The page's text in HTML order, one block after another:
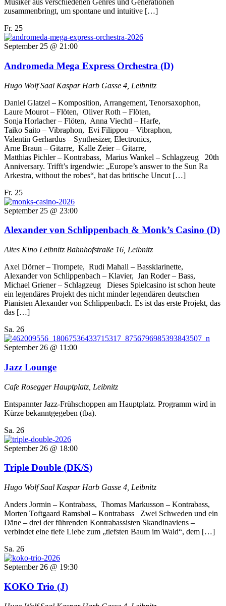
Musiker aus verschiedenen Genres und Generationen
zusammenbringt, um spontane und intuitive […]
Fr. 25
September 25 @ 21:00
Andromeda Mega Express Orchestra (D)
Hugo Wolf Saal Kaspar Harb Gasse 4, Leibnitz
Daniel Glatzel –⁠ Komposition, Arrangement, Tenorsaxophon,
Laure Mourot –⁠ Flöten, Oliver Roth –⁠ Flöten,
Sonja Horlacher –⁠ Flöten, Anna Viechtl –⁠ Harfe,
Taiko Saito –⁠ Vibraphon, Evi Filippou –⁠ Vibraphon,
Valentin Gerhardus –⁠ Synthesizer, Electronics,
Arne Braun –⁠ Gitarre, Kalle Zeier –⁠ Gitarre,
Matthias Pichler –⁠ Kontrabass, Marius Wankel –⁠ Schlagzeug 20th
Anniversary. Trifft’s irgendwie: „Europe’s answer to the Sun Ra
Arkestra, without the robes“, hat das britische Uncut […]
Fr. 25
September 25 @ 23:00
Alexander von Schlippenbach & Monk’s Casino (D)
Altes Kino Leibnitz Bahnhofstraße 16, Leibnitz
Axel Dörner –⁠ Trompete, Rudi Mahall –⁠ Bassklarinette,
Alexander von Schlippenbach –⁠ Klavier, Jan Roder –⁠ Bass,
Michael Griener –⁠ Schlagzeug Dieses Spielcasino ist schon heute
ein legendäres Projekt des nicht minder legendären deutschen
Pianisten Alexander von Schlippenbach. Es ist das erste Projekt, das
das […]
Sa. 26
September 26 @ 11:00
Jazz Lounge
Cafe Rosegger Hauptplatz, Leibnitz
Entspannter Jazz-Frühschoppen am Hauptplatz. Programm wird in
Kürze bekanntgegeben (tba).
Sa. 26
September 26 @ 18:00
Triple Double (DK/S)
Hugo Wolf Saal Kaspar Harb Gasse 4, Leibnitz
Anders Jormin –⁠ Kontrabass, Thomas Markusson –⁠ Kontrabass,
Morten Toftgaard Ramsbøl –⁠ Kontrabass Zwei Schweden und ein
Däne – drei der führenden Kontrabassisten Skandinaviens –
verbindet eine tiefe Liebe zum „tiefsten Baum im Wald“, dem […]
Sa. 26
September 26 @ 19:30
KOKO Trio (J)